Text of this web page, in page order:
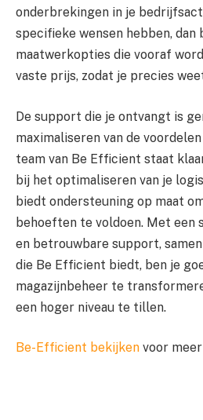
onderbrekingen in je
specifieke wensen hebben,
maatwerkopties die vooraf
vaste prijs, zodat je precies
De support die je ontvangt is
maximaliseren van de
team van Be Efficient staat
bij het optimaliseren van je
biedt ondersteuning op maat
behoeften te voldoen. Met een
en betrouwbare support,
die Be Efficient biedt, ben je
magazijnbeheer te
een hoger niveau te tillen.
Be-Efficient bekijken voor